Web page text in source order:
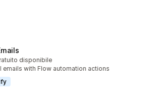
disponibile
emails with Flow automation actions